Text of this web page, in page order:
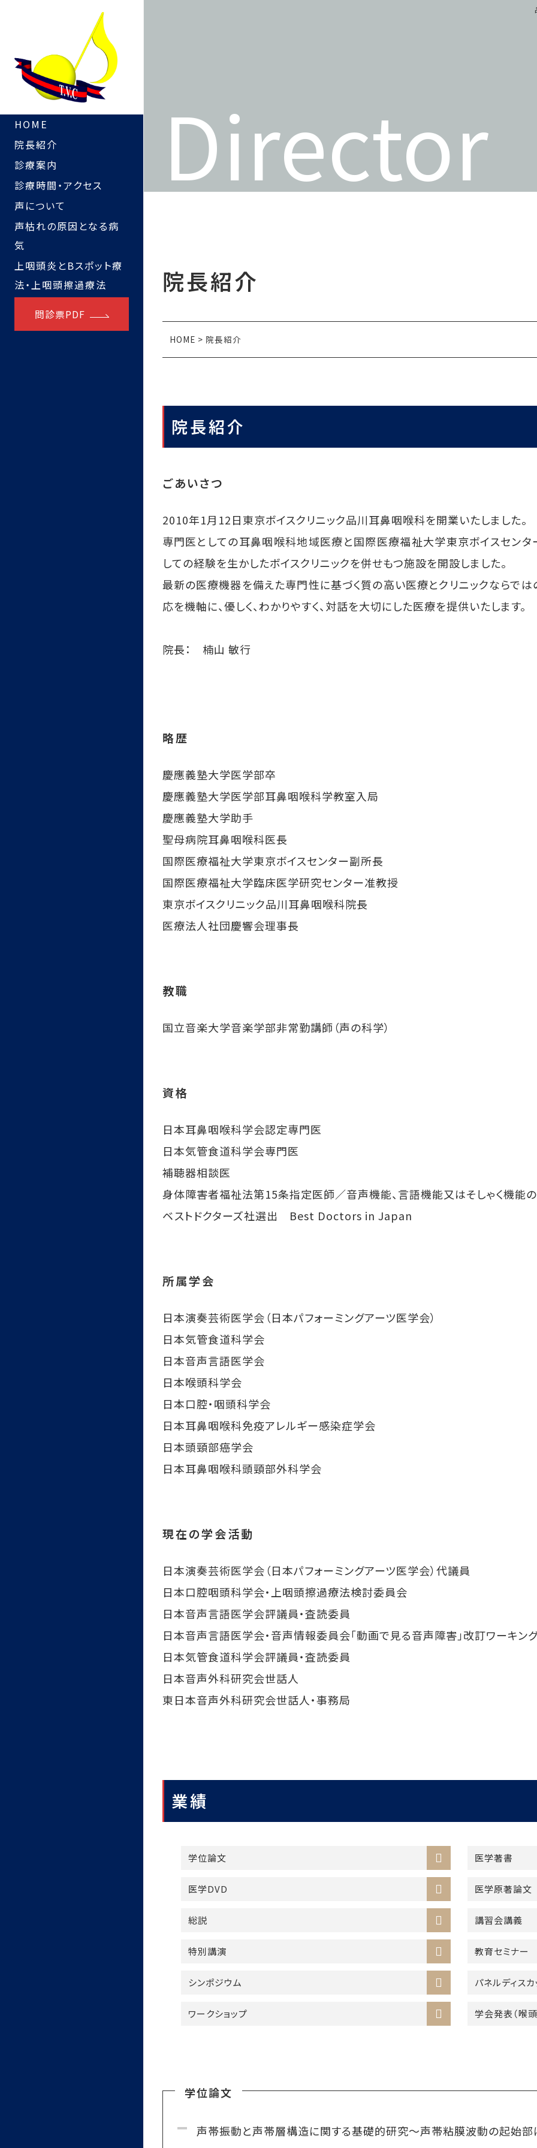
HOME
院長紹介
診療案内
診療時間・アクセス
声について
声枯れの原因となる病
気
上咽頭炎とBスポット療
法・上咽頭擦過療法
問診票PDF
Director
院長紹介
HOME > 院長紹介
院長紹介
ごあいさつ
2010年1月12日東京ボイスクリニック品川耳鼻咽喉科を開業いたしました。
専門医としての耳鼻咽喉科地域医療と国際医療福祉大学東京ボイスセンタ
しての経験を生かしたボイスクリニックを併せもつ施設を開設しました。
最新の医療機器を備えた専門性に基づく質の高い医療とクリニックならで
応を機軸に、優しく、わかりやすく、対話を大切にした医療を提供いたします。
院長： 楠山 敏行
略歴
慶應義塾大学医学部卒
慶應義塾大学医学部耳鼻咽喉科学教室入局
慶應義塾大学助手
聖母病院耳鼻咽喉科医長
国際医療福祉大学東京ボイスセンター副所長
国際医療福祉大学臨床医学研究センター准教授
東京ボイスクリニック品川耳鼻咽喉科院長
医療法人社団慶響会理事長
教職
国立音楽大学音楽学部非常勤講師（声の科学）
資格
日本耳鼻咽喉科学会認定専門医
日本気管食道科学会専門医
補聴器相談医
身体障害者福祉法第15条指定医師／音声機能、言語機能又はそしゃく機能
ベストドクターズ社選出 Best Doctors in Japan
所属学会
日本演奏芸術医学会（日本パフォーミングアーツ医学会）
日本気管食道科学会
日本音声言語医学会
日本喉頭科学会
日本口腔・咽頭科学会
日本耳鼻咽喉科免疫アレルギー感染症学会
日本頭頸部癌学会
日本耳鼻咽喉科頭頸部外科学会
現在の学会活動
日本演奏芸術医学会（日本パフォーミングアーツ医学会）代議員
日本口腔咽頭科学会・上咽頭擦過療法検討委員会
日本音声言語医学会評議員・査読委員
日本音声言語医学会・音声情報委員会「動画で見る音声障害」改訂ワーキン
日本気管食道科学会評議員・査読委員
日本音声外科研究会世話人
東日本音声外科研究会世話人・事務局
業績
学位論文 医学著書
医学DVD 医学原著論文
総説 講習会講義
特別講演 教育セミナー
シンポジウム パネルディスカ
ワークショップ 学会発表（喉
学位論文
声帯振動と声帯層構造に関する基礎的研究〜声帯粘膜波動の起始